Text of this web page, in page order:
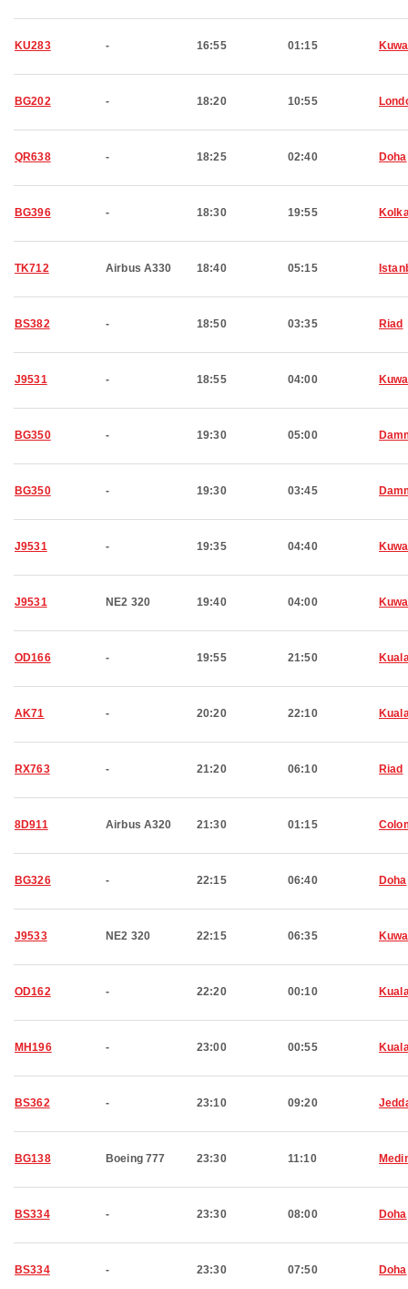
KU283 - 16:55 01:15
BG202 - 18:20 10:55
QR638 - 18:25 02:40 Doha
BG396 - 18:30 19:55
TK712 Airbus A330 18:40 05:15
BS382 - 18:50 03:35 Riad
J9531 - 18:55 04:00
BG350 - 19:30 05:00
BG350 - 19:30 03:45
J9531 - 19:35 04:40
J9531 NE2 320 19:40 04:00
OD166 - 19:55 21:50
AK71 - 20:20 22:10
RX763 - 21:20 06:10 Riad
8D911 Airbus A320 21:30 01:15
BG326 - 22:15 06:40 Doha
J9533 NE2 320 22:15 06:35
OD162 - 22:20 00:10
MH196 - 23:00 00:55
BS362 - 23:10 09:20
BG138 Boeing 777 23:30 11:10
BS334 - 23:30 08:00 Doha
BS334 - 23:30 07:50 Doha